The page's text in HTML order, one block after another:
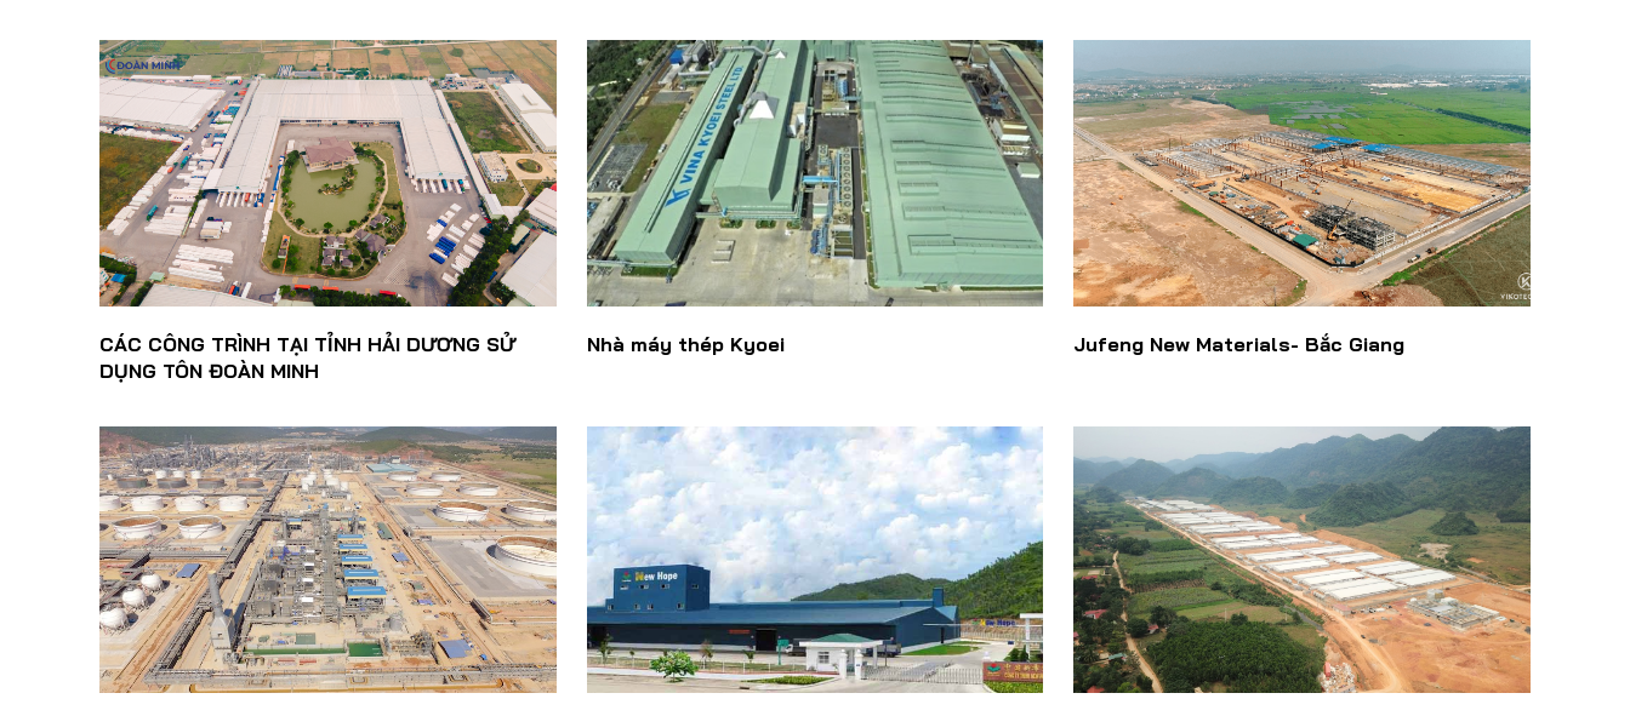
CÁC CÔNG TRÌNH TẠI TỈNH HẢI DƯƠNG SỬ
DỤNG TÔN ĐOÀN MINH
Nhà máy thép Kyoei Jufeng New Materials- Bắc Giang